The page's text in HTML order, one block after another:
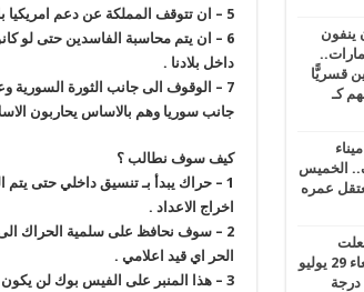
5 –
ان تتوقف المملكة عن دعم امريكيا
6 –
ان يتم محاسبة الفاسدين حتى لو
داخل بلادنا .
7 –
الوقوف الى جانب الثورة السورية
جانب سوريا وهم بالاساس يحاربون
كيف سوف نطالب ؟
1 –
حراك يبدأ بـ تنسيق داخلي حتى يتم
اخراج الاعداد .
2 –
سوف نحافظ على سلمية الحراك الى
الحر اي قيد اعلامي .
3 –
هذا المنبر على الفيس بوك لن يكون
ينفون
قسريًّا
كـ
الخميس
معتقل عمره
مراسي للإماراتيين ومآسي للمصريين.. الأربعاء 29 يوليو
2026.. “حملة عايز أتنفس” حرارة تتجاوز 45 درجة